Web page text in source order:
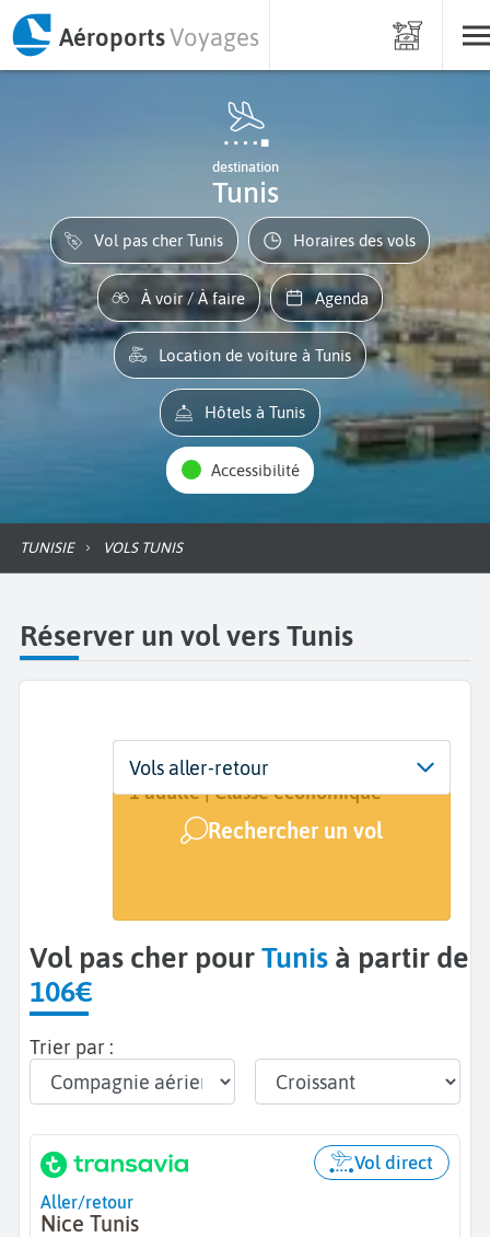
AéroportsVoyages
destination
Tunis
Vol pas cher Tunis Horaires des vols
À voir / À faire Agenda
Location de voiture à Tunis
Hôtels à Tunis
Accessibilité
TUNISIE VOLS TUNIS
Réserver un vol vers Tunis
Départ
De...
Dates
Dates de votre voyage
Voyageurs | Classe
1 adulte | Classe économique
Rechercher un vol
Vols aller-retour
Vol pas cher pourTunis à partir de
106€
Trier par :
Aller/retour
Nice Tunis
Vol direct